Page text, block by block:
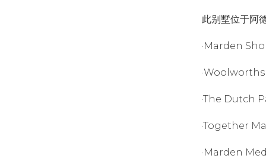
此别墅位于阿
·Marden
·The Dutch
·Together
·Marden